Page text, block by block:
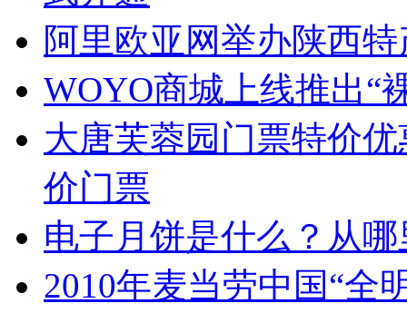
阿里欧亚网举办陕西
WOYO商城上线推出“
大唐芙蓉园门票特价
价门票
电子月饼是什么？从
2010年麦当劳中国“全